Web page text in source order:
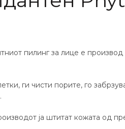
пилинг за лице е производ
ги чисти порите, го
ја штитат кожата од